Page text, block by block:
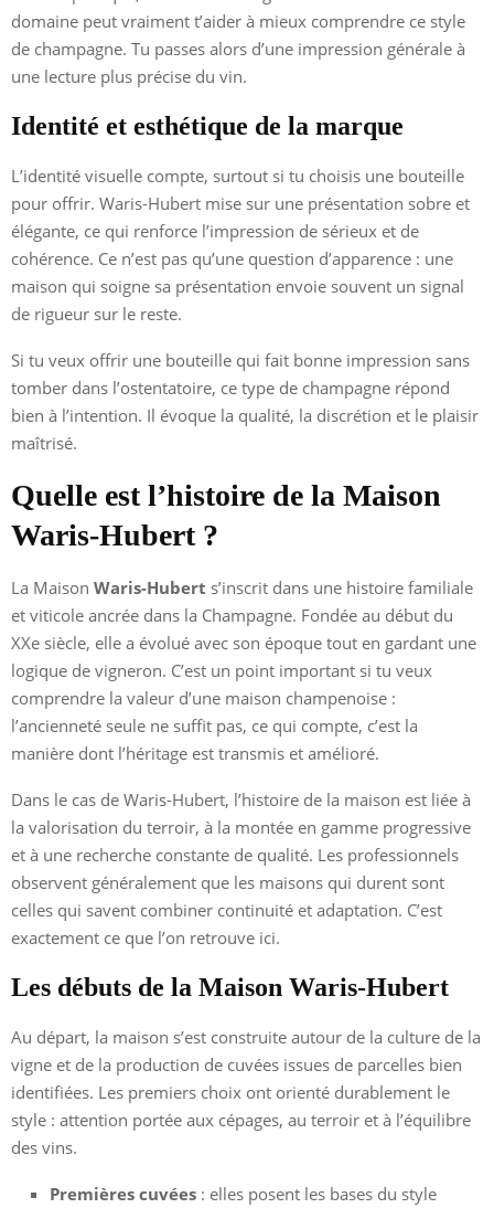
domaine peut vraiment t’aider à mieux comprendre ce style
de champagne. Tu passes alors d’une impression générale à
une lecture plus précise du vin.
Identité et esthétique de la marque
L’identité visuelle compte, surtout si tu choisis une bouteille
pour offrir. Waris-Hubert mise sur une présentation sobre et
élégante, ce qui renforce l’impression de sérieux et de
cohérence. Ce n’est pas qu’une question d’apparence : une
maison qui soigne sa présentation envoie souvent un signal
de rigueur sur le reste.
Si tu veux offrir une bouteille qui fait bonne impression sans
tomber dans l’ostentatoire, ce type de champagne répond
bien à l’intention. Il évoque la qualité, la discrétion et le plaisir
maîtrisé.
Quelle est l’histoire de la Maison
Waris-Hubert ?
La Maison Waris-Hubert s’inscrit dans une histoire familiale
et viticole ancrée dans la Champagne. Fondée au début du
XXe siècle, elle a évolué avec son époque tout en gardant une
logique de vigneron. C’est un point important si tu veux
comprendre la valeur d’une maison champenoise :
l’ancienneté seule ne suffit pas, ce qui compte, c’est la
manière dont l’héritage est transmis et amélioré.
Dans le cas de Waris-Hubert, l’histoire de la maison est liée à
la valorisation du terroir, à la montée en gamme progressive
et à une recherche constante de qualité. Les professionnels
observent généralement que les maisons qui durent sont
celles qui savent combiner continuité et adaptation. C’est
exactement ce que l’on retrouve ici.
Les débuts de la Maison Waris-Hubert
Au départ, la maison s’est construite autour de la culture de la
vigne et de la production de cuvées issues de parcelles bien
identifiées. Les premiers choix ont orienté durablement le
style : attention portée aux cépages, au terroir et à l’équilibre
des vins.
Premières cuvées : elles posent les bases du style